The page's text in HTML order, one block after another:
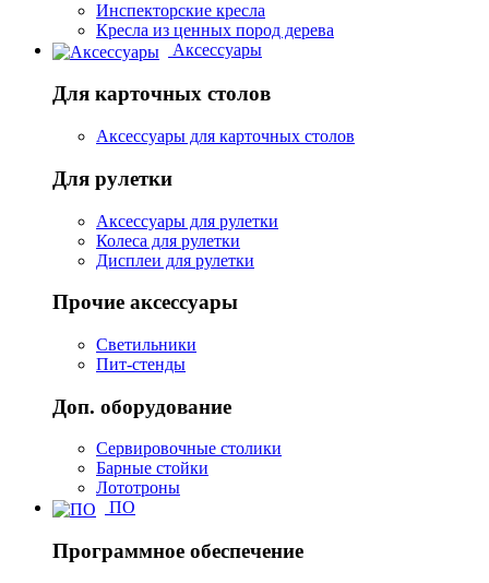
Инспекторские кресла
Кресла из ценных пород дерева
Аксессуары
Для карточных столов
Аксессуары для карточных столов
Для рулетки
Аксессуары для рулетки
Колеса для рулетки
Дисплеи для рулетки
Прочие аксессуары
Светильники
Пит-стенды
Доп. оборудование
Сервировочные столики
Барные стойки
Лототроны
ПО
Программное обеспечение